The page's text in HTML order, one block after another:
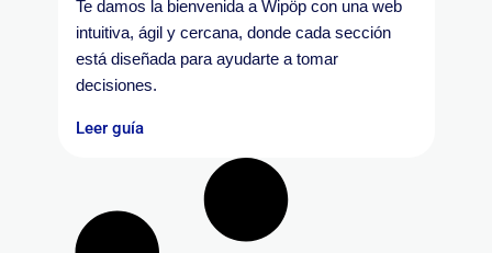
Te damos la bienvenida a Wipöp con una web
intuitiva, ágil y cercana, donde cada sección
está diseñada para ayudarte a tomar
decisiones.
Leer guía